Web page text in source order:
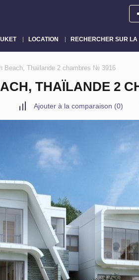
LOCATION RECHERCHER SUR LA
Beach, Thaïlande 2 chambres № 3916
THAÏLANDE 2
Ajouter à la comparaison (0)